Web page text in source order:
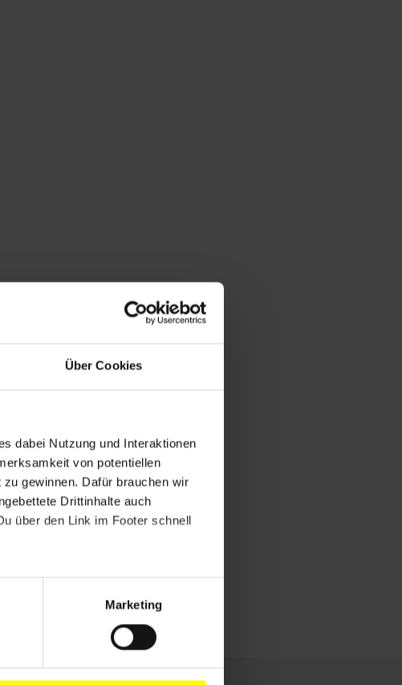
Über Cookies
dabei Nutzung und Interaktionen
von potentiellen
gewinnen. Dafür brauchen wir
Drittinhalte auch
über den Link im Footer schnell
Marketing